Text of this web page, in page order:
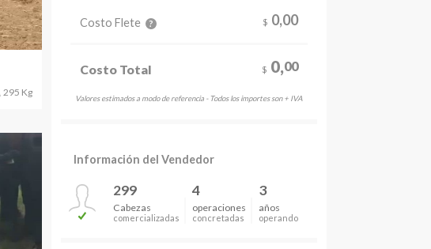
295 Kg
Costo Flete ? $ 0,00
Costo Total $ 0,00
Valores estimados a modo de referencia - Todos los importes son + IVA
Información del Vendedor
299
Cabezas
comercializadas
4
operaciones
concretadas
3
años
operando